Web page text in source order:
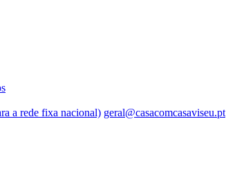
a rede fixa nacional) geral@casacomcasaviseu.pt